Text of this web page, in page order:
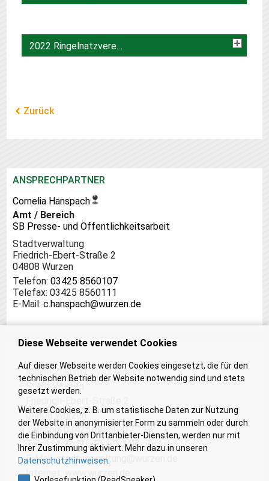
2022 Ringelnatzverein
Zurück
ANSPRECHPARTNER
Cornelia Hanspach
Amt / Bereich
SB Presse- und Öffentlichkeitsarbeit
Stadtverwaltung
Friedrich-Ebert-Straße 2
04808 Wurzen
Telefon:03425 8560107
Telefax:03425 8560111
E-Mail:c.hanspach@wurzen.de
Meine Zukunft - Wurzener Land
Stadt Wurzen
04808 Wurzen
Telefon: 03425/85 60-0
Telefax: 03425/85 60-119
E-Mail:stadtverwaltung@wurzen.de
Internet:
Diese Webseite verwendet Cookies
Auf dieser Webseite werden Cookies eingesetzt, die für den
technischen Betrieb der Website notwendig sind und stets
gesetzt werden.
Weitere Cookies, z. B. um statistische Daten zur Nutzung
der Website in anonymisierter Form zu sammeln oder durch
die Einbindung von Drittanbieter-Diensten, werden nur mit
Ihrer Zustimmung aktiviert. Mehr dazu in unseren
Datenschutzhinweisen.